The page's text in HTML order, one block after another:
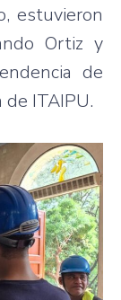
estuvieron
Ortiz y
de
de ITAIPU.